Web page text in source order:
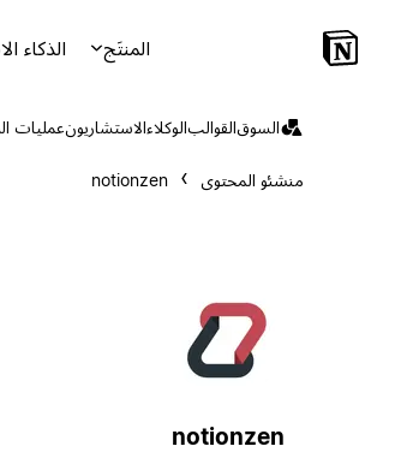
المنتَج الذكاء
السوقالقوالبالوكلاءالاستشاريونعمليات
منشئو المحتوى notionzen
notionzen